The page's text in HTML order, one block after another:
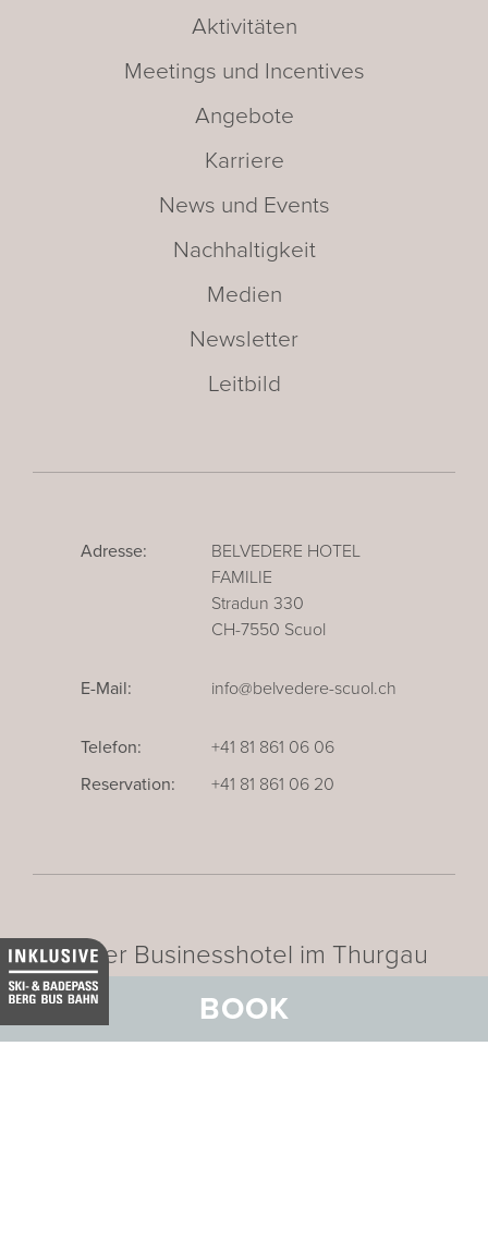
BOOK
Aktivitäten
Meetings und Incentives
Angebote
Karriere
News und Events
Nachhaltigkeit
Medien
Newsletter
Leitbild
Adresse:
BELVEDERE HOTEL
FAMILIE
Stradun 330
CH-7550 Scuol
E-Mail: info@belvedere-scuol.ch
Telefon:
+41 81 861 06 06
Reservation:
+41 81 861 06 20
Unser Businesshotel im Thurgau